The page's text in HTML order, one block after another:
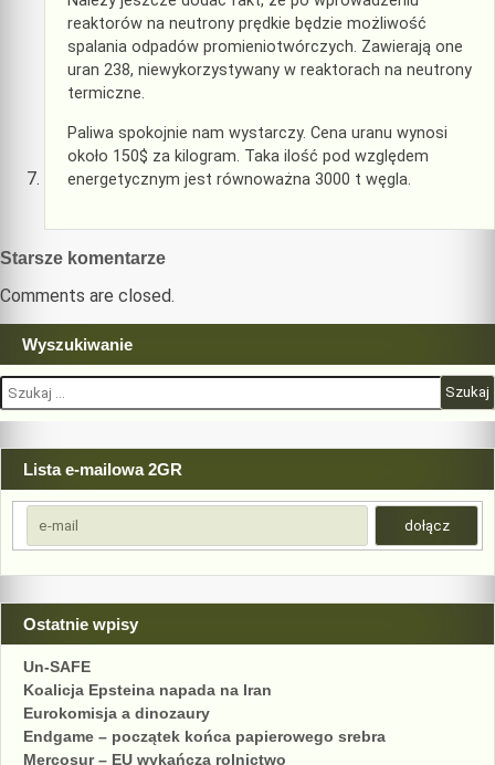
reaktorów na neutrony prędkie będzie możliwość
spalania odpadów promieniotwórczych. Zawierają one
uran 238, niewykorzystywany w reaktorach na neutrony
termiczne.
Paliwa spokojnie nam wystarczy. Cena uranu wynosi
około 150$ za kilogram. Taka ilość pod względem
energetycznym jest równoważna 3000 t węgla.
Nawigacja
komentarzy
Starsze komentarze
Comments are closed.
Wyszukiwanie
Szukaj:
Lista e-mailowa 2GR
Ostatnie wpisy
Un-SAFE
Koalicja Epsteina napada na Iran
Eurokomisja a dinozaury
Endgame – początek końca papierowego srebra
Mercosur – EU wykańcza rolnictwo